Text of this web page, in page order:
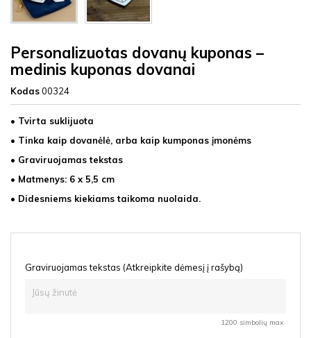
Personalizuotas dovanų kuponas –
medinis kuponas dovanai
Kodas00324
• Tvirta suklijuota
• Tinka kaip dovanėlė, arba kaip kumponas įmonėms
• Graviruojamas tekstas
• Matmenys: 6 x 5,5 cm
• Didesniems kiekiams taikoma nuolaida.
Graviruojamas tekstas (Atkreipkite dėmesį į rašybą)
1200 simbolių max.